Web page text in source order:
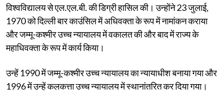
विश्वविद्यालय से एल.एल.बी. की डिग्री हासिल की। ​​उन्होंने 23 जुलाई,
1970 को दिल्ली बार काउंसिल में अधिवक्ता के रूप में नामांकन कराया
और जम्मू-कश्मीर उच्च न्यायालय में वकालत की और बाद में राज्य के
महाधिवक्ता के रूप में कार्य किया।
उन्हें 1990 में जम्मू-कश्मीर उच्च न्यायालय का न्यायाधीश बनाया गया और
1996 में उन्हें कलकत्ता उच्च न्यायालय में स्थानांतरित कर दिया गया।